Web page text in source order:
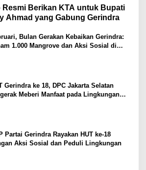
Berikan KTA untuk Bupati
Ahmad yang Gabung Gerindra
Bulan Gerakan Kebaikan Gerindra:
1.000 Mangrove dan Aksi Sosial di
Gerindra ke 18, DPC Jakarta Selatan
Meberi Manfaat pada Lingkungan
Partai Gerindra Rayakan HUT ke-18
Aksi Sosial dan Peduli Lingkungan